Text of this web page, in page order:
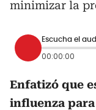
minimizar la
Escucha el
00:00:00
Enfatizó que
influenza